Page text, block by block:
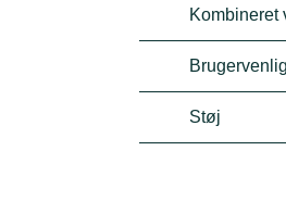
Kombineret
Støj